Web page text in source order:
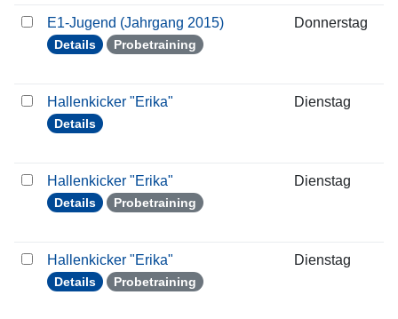
E1-Jugend (Jahrgang 2015)
Details Probetraining
Donnerstag
Hallenkicker "Erika"
Details
Dienstag
Hallenkicker "Erika"
Details Probetraining
Dienstag
Hallenkicker "Erika"
Details Probetraining
Dienstag